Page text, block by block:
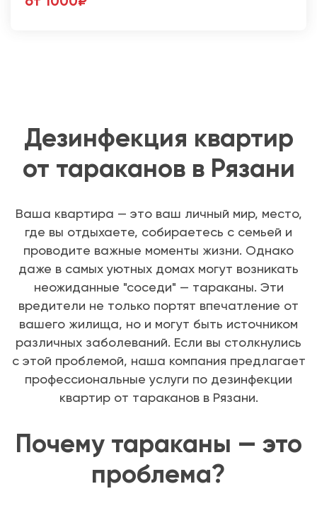
Дезинфекция квартир
от тараканов в Рязани
Ваша квартира — это ваш личный мир, место,
где вы отдыхаете, собираетесь с семьей и
проводите важные моменты жизни. Однако
даже в самых уютных домах могут возникать
неожиданные "соседи" — тараканы. Эти
вредители не только портят впечатление от
вашего жилища, но и могут быть источником
различных заболеваний. Если вы столкнулись
с этой проблемой, наша компания предлагает
профессиональные услуги по дезинфекции
квартир от тараканов в Рязани.
Почему тараканы — это
проблема?